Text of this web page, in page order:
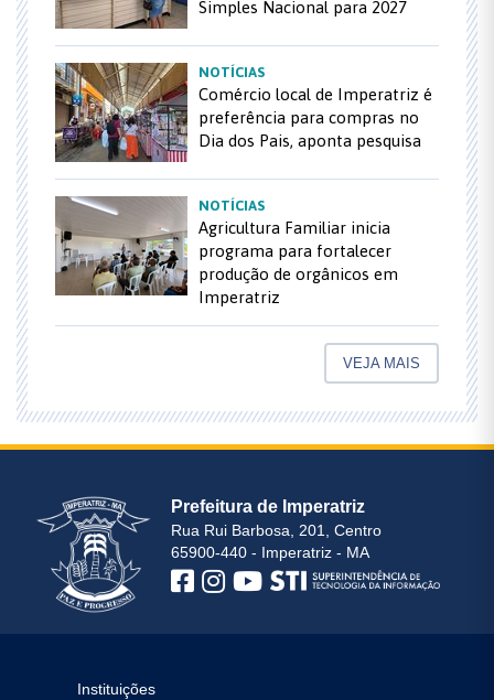
Simples Nacional para 2027
NOTÍCIAS
Comércio local de Imperatriz é
preferência para compras no
Dia dos Pais, aponta pesquisa
NOTÍCIAS
Agricultura Familiar inicia
programa para fortalecer
produção de orgânicos em
Imperatriz
VEJA MAIS
Prefeitura de Imperatriz
Rua Rui Barbosa, 201, Centro
65900-440 - Imperatriz - MA
Instituições